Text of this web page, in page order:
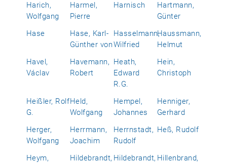
Harich,
Wolfgang
Harmel,
Pierre
Harnisch
Hartmann,
Günter
Hase
Hase, Karl-
Günther von
Hasselmann,
Wilfried
Haussmann,
Helmut
Havel,
Václav
Havemann,
Robert
Heath,
Edward
R.G.
Hein,
Christoph
Heißler, Rolf
G.
Held,
Wolfgang
Hempel,
Johannes
Henniger,
Gerhard
Herger,
Wolfgang
Herrmann,
Joachim
Herrnstadt,
Rudolf
Heß, Rudolf
Heym,
Hildebrandt, Hildebrandt, Hillenbrand,